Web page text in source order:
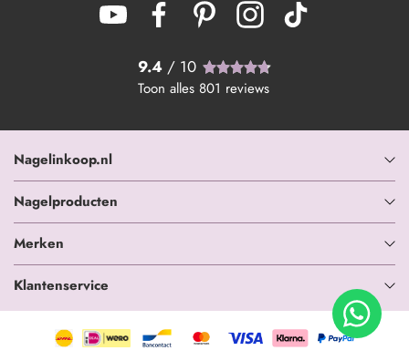
+ + In winkelwagen
9.4 / 10
Toon alles 801 reviews
Nagelinkoop.nl
Nagelproducten
Merken
Klantenservice